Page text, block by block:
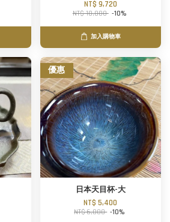
NT$ 9,720
NT$ 10,800 -10%
加入購物車
優惠
日本天目杯-大
NT$ 5,400
NT$ 6,000 -10%